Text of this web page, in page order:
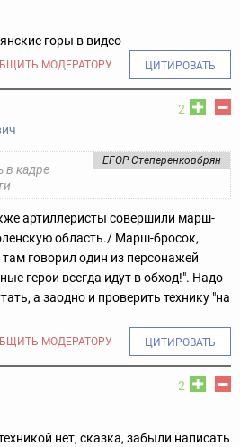
горы в видео
МОДЕРАТОРУ ЦИТИРОВАТЬ
2
ЕГОР Степеренковбрян
в кадре
артиллеристы совершили марш-
область./ Марш-бросок,
говорил один из персонажей
герои всегда идут в обход!". Надо
а заодно и проверить технику "на
МОДЕРАТОРУ ЦИТИРОВАТЬ
2
нет, сказка, забыли написать